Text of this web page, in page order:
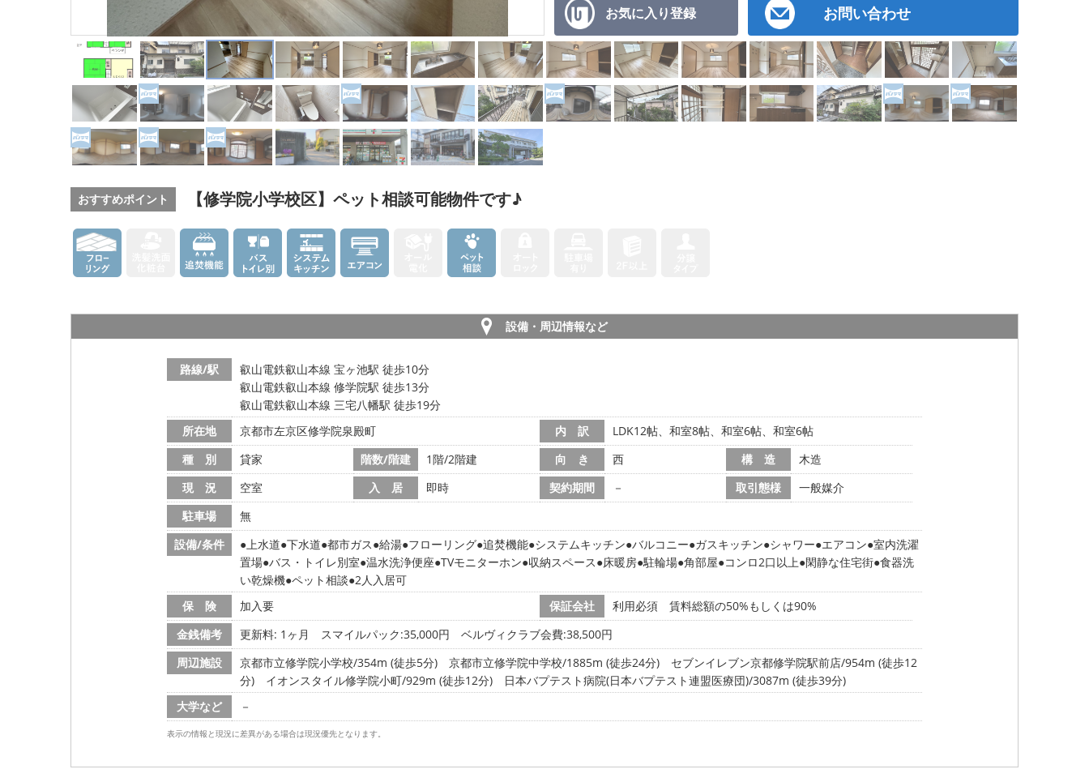
お気に入り登録 お問い合わせ
おすすめポイント 【修学院小学校区】ペット相談可能物件です♪
設備・周辺情報など
路線/駅
叡山電鉄叡山本線 宝ヶ池駅 徒歩10分
叡山電鉄叡山本線 修学院駅 徒歩13分
叡山電鉄叡山本線 三宅八幡駅 徒歩19分
所在地
京都市左京区修学院泉殿町 内 訳
LDK12帖、和室8帖、和室6帖、和室6帖
種 別
貸家 階数/階建 1階/2階建 向 き 西 構 造
木造
現 況
空室 入 居 即時 契約期間 － 取引態様
一般媒介
駐車場
無
設備/条件
上水道 下水道 都市ガス 給湯 フローリング 追焚機能 システムキッチン バルコニー ガスキッチン シャワー エアコン 室内洗濯
置場 バス・トイレ別室 温水洗浄便座 TVモニターホン 収納スペース 床暖房 駐輪場 角部屋 コンロ2口以上 閑静な住宅街 食器洗
い乾燥機 ペット相談 2人入居可
保 険
加入要 保証会社
利用必須 賃料総額の50%もしくは90%
金銭備考
更新料: 1ヶ月
スマイルパック:35,000円 ベルヴィクラブ会費:38,500円
周辺施設
京都市立修学院小学校/354m (徒歩5分) 京都市立修学院中学校/1885m (徒歩24分)
セブンイレブン京都修学院駅前店/954m (徒歩12
分)
イオンスタイル修学院小町/929m (徒歩12分)
日本バプテスト病院(日本バプテスト連盟医療団)/3087m (徒歩39分)
大学など
－
表示の情報と現況に差異がある場合は現況優先となります。